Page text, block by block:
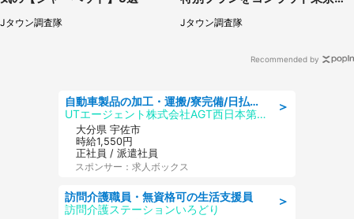
Jタウン調査隊
販売【8／3～10／16】
Jタウン調査隊
Recommended by
＞
自動車製品の加工・運搬/寮完備/日払い/工場・製造
UTエージェント株式会社AGT西日本第二CU
大分県 宇佐市
時給1,550円
正社員 / 派遣社員
スポンサー：求人ボックス
＞
訪問介護職員・無資格可の生活支援員
訪問介護ステーションいろどり